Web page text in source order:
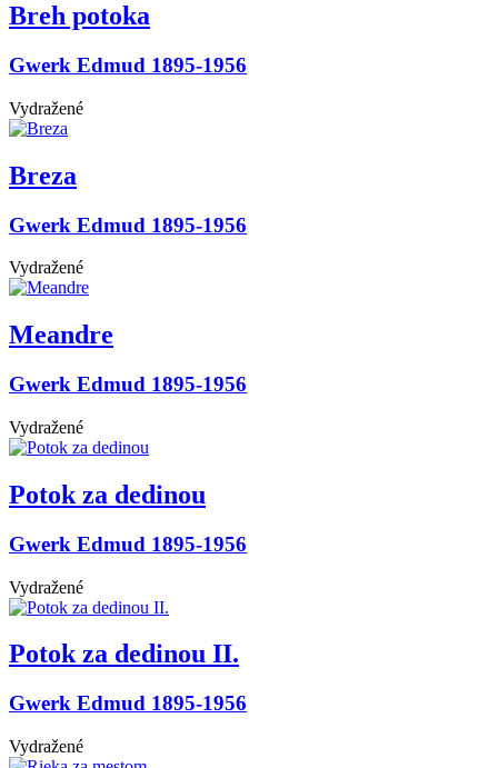
Breh potoka
Gwerk Edmud 1895-1956
Vydražené
Breza
Gwerk Edmud 1895-1956
Vydražené
Meandre
Gwerk Edmud 1895-1956
Vydražené
Potok za dedinou
Gwerk Edmud 1895-1956
Vydražené
Potok za dedinou II.
Gwerk Edmud 1895-1956
Vydražené